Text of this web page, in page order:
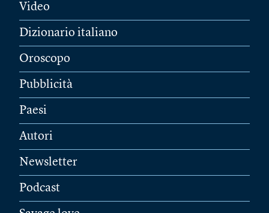
Video
Dizionario italiano
Oroscopo
Pubblicità
Paesi
Autori
Newsletter
Podcast